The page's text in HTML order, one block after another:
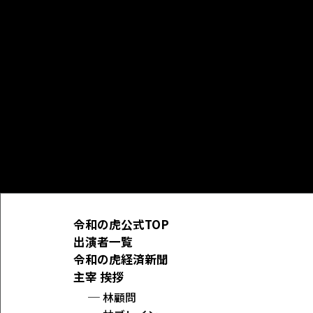
令和の虎公式TOP
出演者一覧
令和の虎経済新聞
主宰 挨拶
林顧問